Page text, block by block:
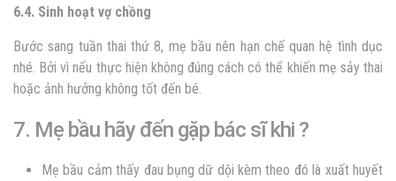
6.4. Sinh hoạt vợ chồng
Bước sang tuần thai thứ 8, mẹ bầu nên hạn chế quan hệ tình dục
nhé. Bởi vì nếu thực hiện không đúng cách có thể khiến mẹ sảy thai
hoặc ảnh hưởng không tốt đến bé.
7. Mẹ bầu hãy đến gặp bác sĩ khi ?
Mẹ bầu cảm thấy đau bụng dữ dội kèm theo đó là xuất huyết